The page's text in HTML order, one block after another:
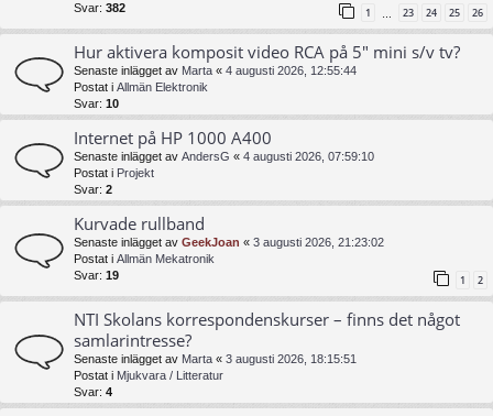
Svar: 382 1 … 23 24 25 26
Hur aktivera komposit video RCA på 5" mini s/v tv?
Senaste inlägget av Marta « 4 augusti 2026, 12:55:44
Postat i Allmän Elektronik
Svar: 10
Internet på HP 1000 A400
Senaste inlägget av AndersG « 4 augusti 2026, 07:59:10
Postat i Projekt
Svar: 2
Kurvade rullband
Senaste inlägget av GeekJoan « 3 augusti 2026, 21:23:02
Postat i Allmän Mekatronik
Svar: 19 1 2
NTI Skolans korrespondenskurser – finns det något
samlarintresse?
Senaste inlägget av Marta « 3 augusti 2026, 18:15:51
Postat i Mjukvara / Litteratur
Svar: 4